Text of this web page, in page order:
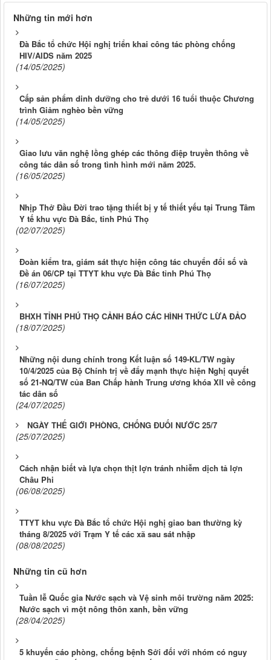
Những tin mới hơn
Đà Bắc tổ chức Hội nghị triển khai công tác phòng chống
HIV/AIDS năm 2025
(14/05/2025)
Cấp sản phẩm dinh dưỡng cho trẻ dưới 16 tuổi thuộc Chương
trình Giảm nghèo bền vững
(14/05/2025)
Giao lưu văn nghệ lồng ghép các thông điệp truyền thông về
công tác dân số trong tình hình mới năm 2025.
(16/05/2025)
Nhịp Thở Đầu Đời trao tặng thiết bị y tế thiết yếu tại Trung Tâm
Y tế khu vực Đà Bắc, tỉnh Phú Thọ
(02/07/2025)
Đoàn kiểm tra, giám sát thực hiện công tác chuyển đổi số và
Đề án 06/CP tại TTYT khu vực Đà Bắc tỉnh Phú Thọ
(16/07/2025)
BHXH TỈNH PHÚ THỌ CẢNH BÁO CÁC HÌNH THỨC LỪA ĐẢO
(18/07/2025)
Những nội dung chính trong Kết luận số 149-KL/TW ngày
10/4/2025 của Bộ Chính trị về đẩy mạnh thực hiện Nghị quyết
số 21-NQ/TW của Ban Chấp hành Trung ương khóa XII về công
tác dân số
(24/07/2025)
NGÀY THẾ GIỚI PHÒNG, CHỐNG ĐUỐI NƯỚC 25/7
(25/07/2025)
Cách nhận biết và lựa chọn thịt lợn tránh nhiễm dịch tả lợn
Châu Phi
(06/08/2025)
TTYT khu vực Đà Bắc tổ chức Hội nghị giao ban thường kỳ
tháng 8/2025 với Trạm Y tế các xã sau sát nhập
(08/08/2025)
Những tin cũ hơn
Tuần lễ Quốc gia Nước sạch và Vệ sinh môi trường năm 2025:
Nước sạch vì một nông thôn xanh, bền vững
(28/04/2025)
5 khuyến cáo phòng, chống bệnh Sởi đối với nhóm có nguy